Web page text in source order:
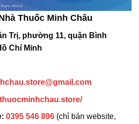
Thuốc Minh Châu
Trị, phường 11, quận Bình
Chí Minh
0395 546 896 (chỉ bán website,